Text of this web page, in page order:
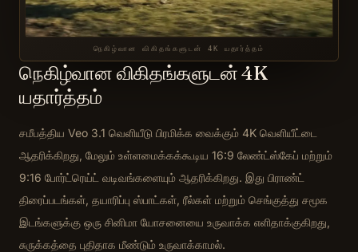
நெகிழ்வான விகிதங்களுடன் 4K யதார்த்தம்
நெகிழ்வான விகிதங்களுடன் 4K
யதார்த்தம்
சமீபத்திய Veo 3.1 வெளியீடு பிரமிக்க வைக்கும் 4K வெளியீட்டை
ஆதரிக்கிறது, மேலும் உள்ளமைக்கக்கூடிய 16:9 லேண்ட்ஸ்கேப் மற்றும்
9:16 போர்ட்ரெய்ட் வடிவங்களையும் ஆதரிக்கிறது. இது பிராண்ட்
திரைப்படங்கள், தயாரிப்பு ஸ்பாட்கள், ரீல்கள் மற்றும் செங்குத்து சமூக
இடங்களுக்கு ஒரு சினிமா யோசனையை உருவாக்க எளிதாக்குகிறது,
சுருக்கத்தை புதிதாக மீண்டும் உருவாக்காமல்.